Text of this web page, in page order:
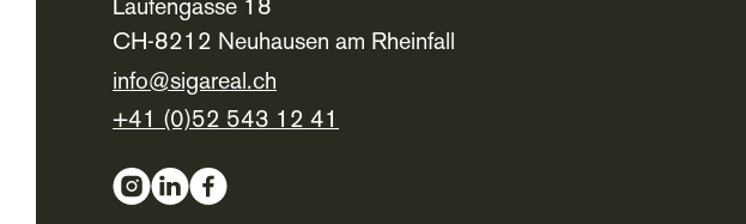
Footer
Laufengasse 18
CH-8212 Neuhausen am Rheinfall
info@sigareal.ch
+41 (0)52 543 12 41
Social Media